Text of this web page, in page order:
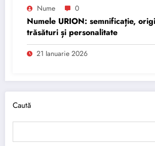
Nume 0
Numele URION: semnificație,
trăsături și personalitate
21 Ianuarie 2026
Caută